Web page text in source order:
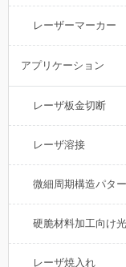
レーザーマーカー
アプリケーション
レーザ板金切断
レーザ溶接
微細周期構造パタ
硬脆材料加工向け
レーザ焼入れ